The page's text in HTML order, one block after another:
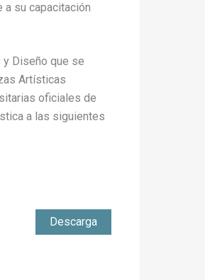
su capacitación
y Diseño que se
Artísticas
oficiales de
a las siguientes
Descarga